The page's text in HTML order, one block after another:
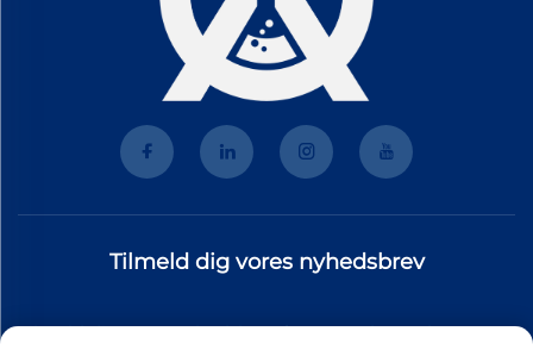
Tilmeld dig vores nyhedsbrev
Tilmeld dig vores nyhedsbrev for at modtage de nyeste